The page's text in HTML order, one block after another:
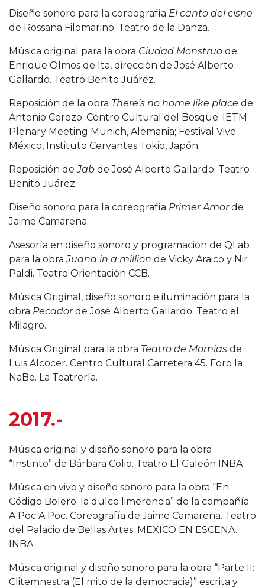
Diseño sonoro para la coreografía El canto del cisne
de Rossana Filomarino. Teatro de la Danza.
Música original para la obra Ciudad Monstruo de
Enrique Olmos de Ita, dirección de José Alberto
Gallardo. Teatro Benito Juárez.
Reposición de la obra There’s no home like place de
Antonio Cerezo. Centro Cultural del Bosque; IETM
Plenary Meeting Munich, Alemania; Festival Vive
México, Instituto Cervantes Tokio, Japón.
Reposición deJab de José Alberto Gallardo. Teatro
Benito Juárez.
Diseño sonoro para la coreografía Primer Amorde
Jaime Camarena.
Asesoría en diseño sonoro y programación de QLab
para la obraJuana in a million de Vicky Araico y Nir
Paldi. Teatro Orientación CCB.
Música Original, diseño sonoro e iluminación para la
obra Pecadorde José Alberto Gallardo. Teatro el
Milagro.
Música Original para la obra Teatro de Momias de
Luis Alcocer. Centro Cultural Carretera 45. Foro la
NaBe. La Teatrería.
2017.-
Música original y diseño sonoro para la obra
“Instinto” de Bárbara Colio. Teatro El Galeón INBA.
Música en vivo y diseño sonoro para la obra “En
Código Bolero: la dulce limerencia” de la compañía
A Poc A Poc. Coreografía de Jaime Camarena. Teatro
del Palacio de Bellas Artes. MEXICO EN ESCENA.
INBA
Música original y diseño sonoro para la obra “Parte II:
Clitemnestra (El mito de la democracia)” escrita y